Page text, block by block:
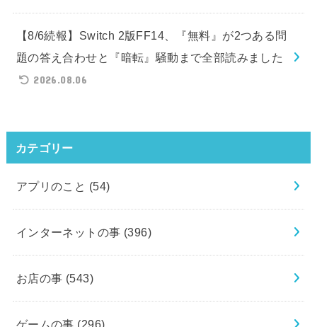
【8/6続報】Switch 2版FF14、『無料』が2つある問
題の答え合わせと『暗転』騒動まで全部読みました
2026.08.06
カテゴリー
アプリのこと (54)
インターネットの事 (396)
お店の事 (543)
ゲームの事 (296)